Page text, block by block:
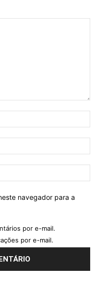
navegador para a
por e-mail.
por e-mail.